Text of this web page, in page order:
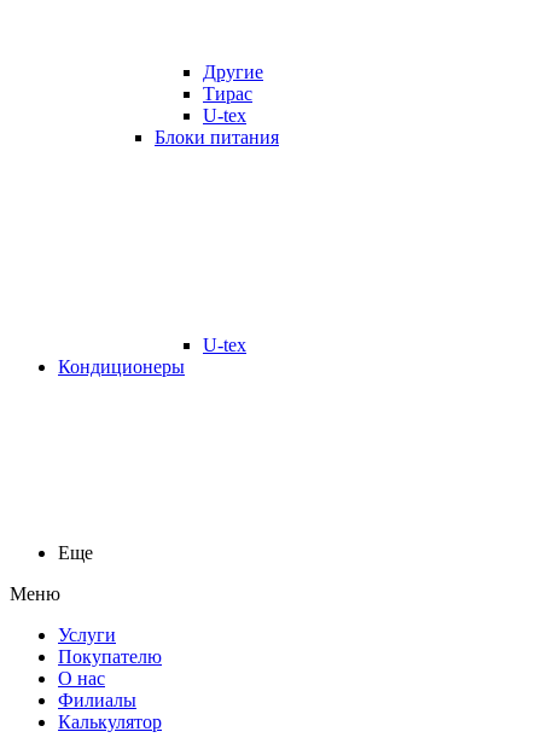
Другие
Тирас
U-tex
Блоки питания
U-tex
Кондиционеры
Еще
Меню
Услуги
Покупателю
О нас
Филиалы
Калькулятор